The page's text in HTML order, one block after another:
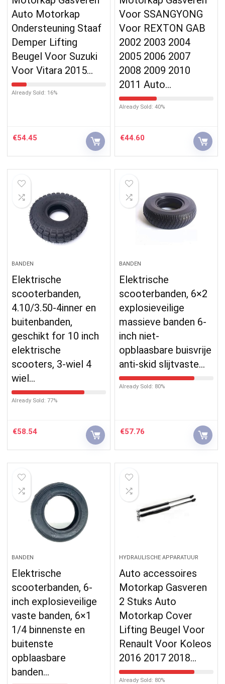
Auto Motorkap
Ondersteuning Staaf
Demper Lifting
Beugel Voor Suzuki
Voor Vitara 2015…
Already Sold: 16%
€54.45
Voor SSANGYONG
Voor REXTON GAB
2002 2003 2004
2005 2006 2007
2008 2009 2010
2011 Auto…
Already Sold: 40%
€44.60
BANDEN
Elektrische
scooterbanden,
4.10/3.50-4inner en
buitenbanden,
geschikt for 10 inch
elektrische
scooters, 3-wiel 4
wiel…
Already Sold: 77%
€58.54
BANDEN
Elektrische
scooterbanden, 6×2
explosieveilige
massieve banden 6-
inch niet-
opblaasbare buisvrije
anti-skid slijtvaste…
Already Sold: 80%
€57.76
BANDEN
Elektrische
scooterbanden, 6-
inch explosieveilige
vaste banden, 6×1
1/4 binnenste en
buitenste
opblaasbare
banden…
HYDRAULISCHE APPARATUUR
Auto accessoires
Motorkap Gasveren
2 Stuks Auto
Motorkap Cover
Lifting Beugel Voor
Renault Voor Koleos
2016 2017 2018…
Already Sold: 80%